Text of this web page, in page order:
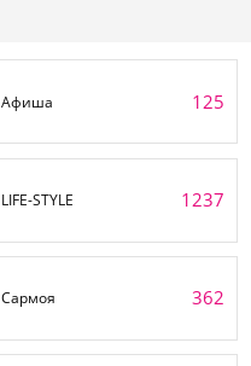
Афиша 125
LIFE-STYLE 1237
Сармоя 362